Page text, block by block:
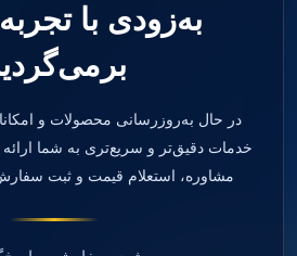
به‌زودی با
در حال به‌روزرسانی محصولات و
خدمات دقیق‌تر و سریع‌تری به شما
مشاوره، استعلام قیمت و ثبت سفارش
صفحه اصلی
دندانپزشکی
مواد ترمیمی
کامپوزیت
کامپوزیت فلو
اسید اچ
باندینگ
بلیچینگ